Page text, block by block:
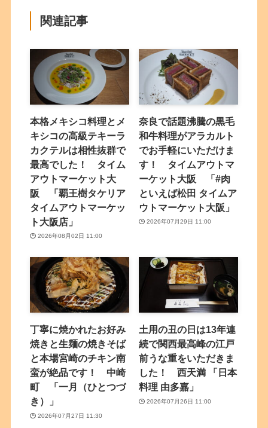
関連記事
本格メキシコ料理とメ
キシコの高級テキーラ
カクテルは相性抜群で
最高でした！ タイム
アウトマーケット大
阪 「覇王樹タケリア
タイムアウトマーケッ
ト大阪店」
2026年08月02日 11:00
奈良で話題沸騰の黒毛
和牛料理がアラカルト
でお手軽にいただけま
す！ タイムアウトマ
ーケット大阪 「#肉
といえば松田 タイムア
ウトマーケット大阪」
2026年07月29日 11:00
丁寧に焼かれたお好み
焼きと生麺の焼きそば
と本場宮崎のチキン南
蛮が絶品です！ 中崎
町 「一月（ひとつづ
き）」
2026年07月27日 11:30
土用の丑の日は13年連
続で関西最高峰の江戸
前うな重をいただきま
した！ 西天満 「日本
料理 由多嘉」
2026年07月26日 11:00